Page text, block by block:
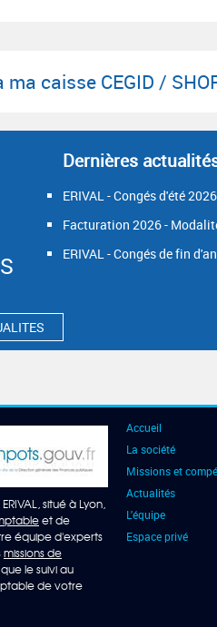
caisse CEGID /
Dernières
ERIVAL - Congés d'été 2026
Facturation 2026 -
ERIVAL - Congés de fin
situé à Lyon,
et de
équipe d'experts
missions de
le suivi au
de votre
Accueil
La société
Missions et
Actualités
L'équipe
Espace privé